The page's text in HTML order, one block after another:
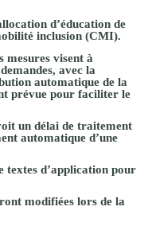
d’éducation de
inclusion (CMI).
mesures visent à
avec la
automatique de la
prévue pour faciliter le
un délai de traitement
automatique d’une
textes d’application pour
modifiées lors de la